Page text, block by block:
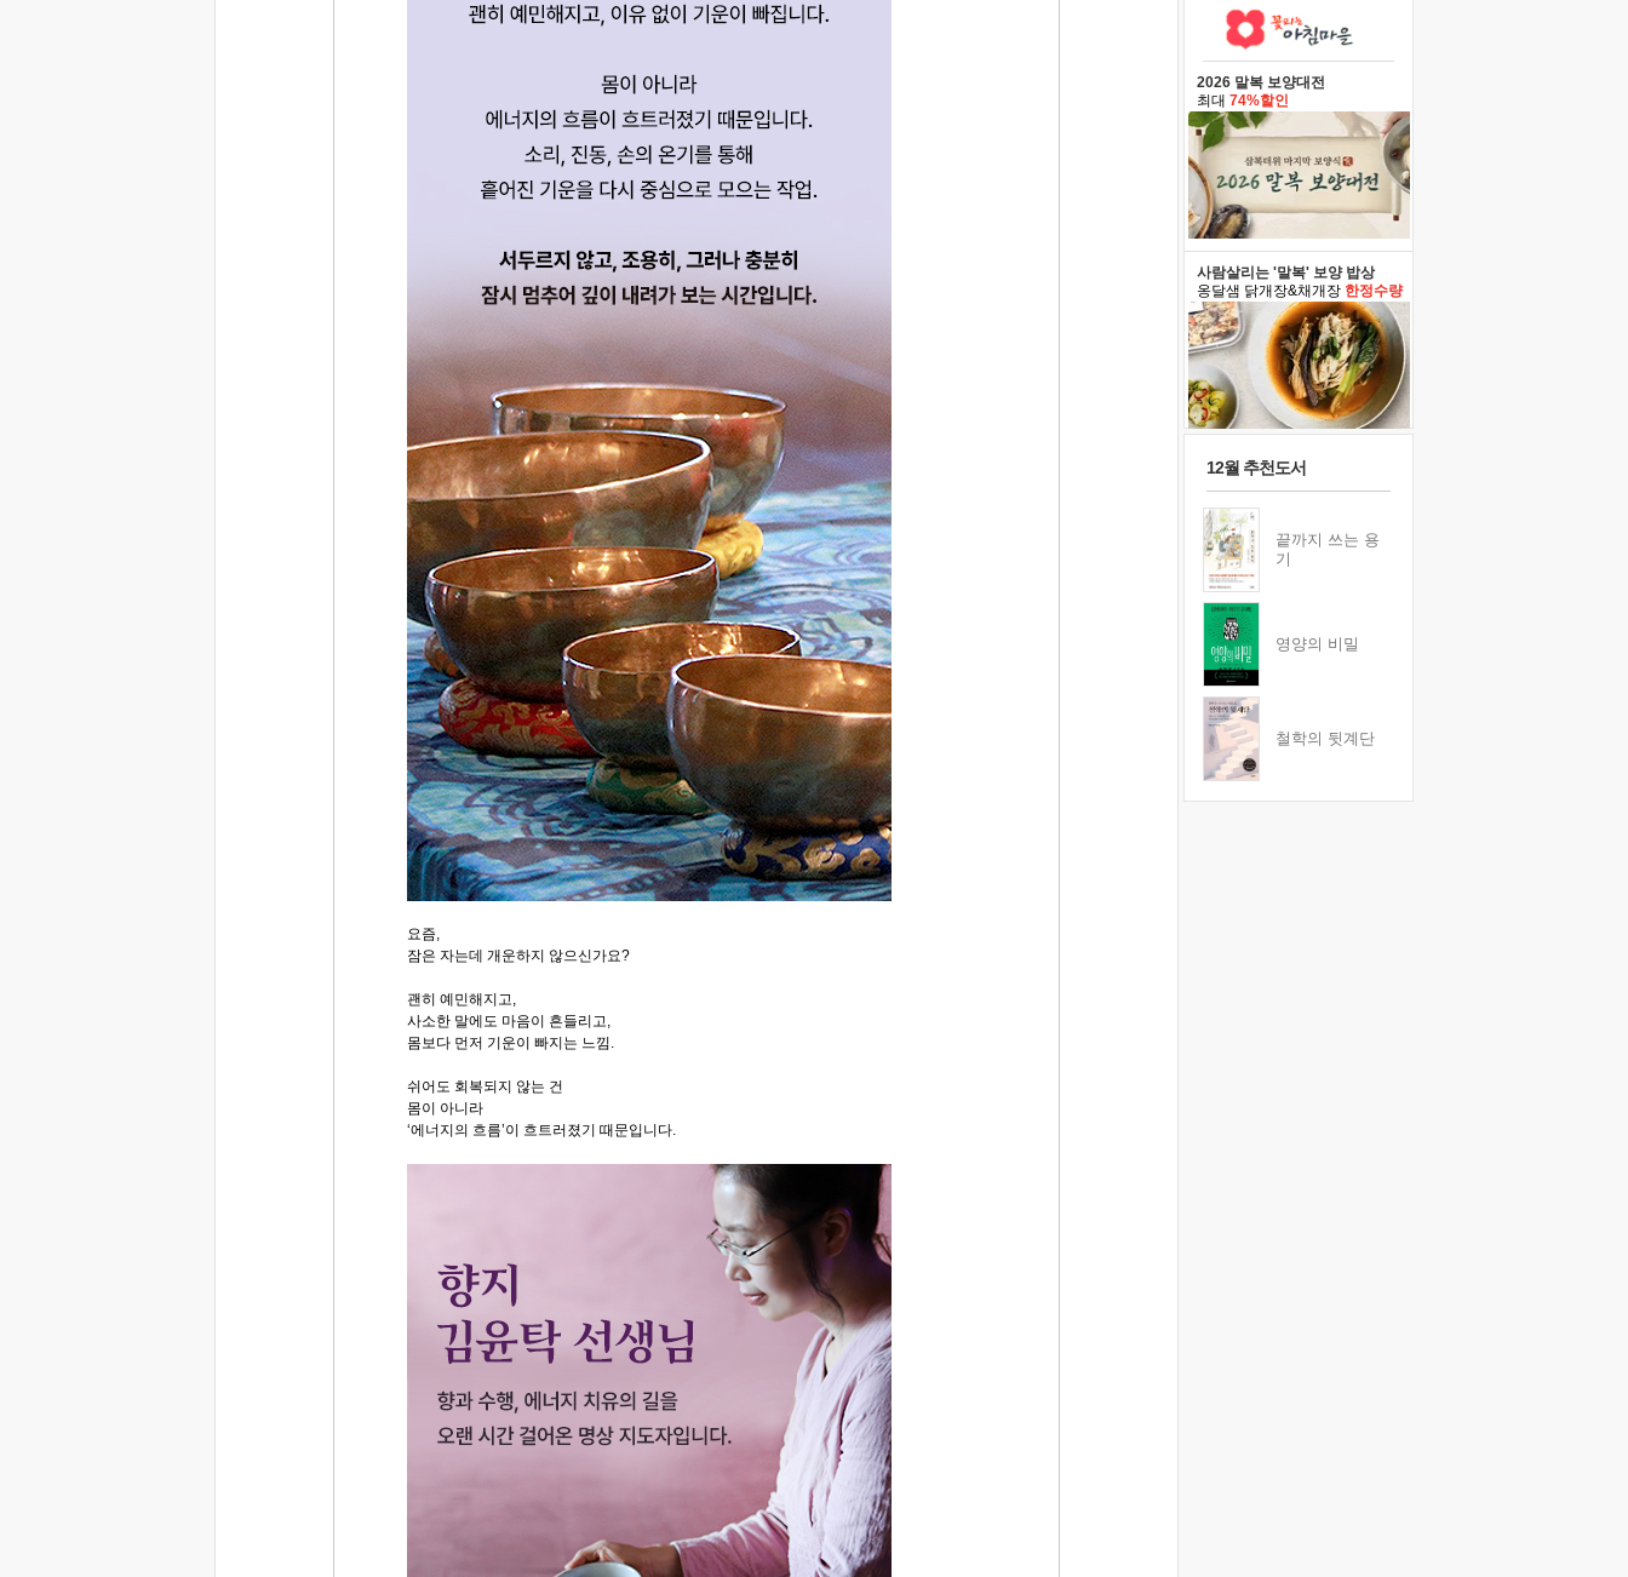
요즘,
잠은 자는데 개운하지 않으신가요?
괜히 예민해지고,
사소한 말에도 마음이 흔들리고,
몸보다 먼저 기운이 빠지는 느낌.
쉬어도 회복되지 않는 건
몸이 아니라
‘에너지의 흐름’이 흐트러졌기 때문입니다.
2026 말복 보양대전
최대 74%할인
사람살리는 '말복' 보양 밥상
옹달샘 닭개장&채개장 한정수량
12월 추천도서
끝까지 쓰는 용
기
영양의 비밀
철학의 뒷계단